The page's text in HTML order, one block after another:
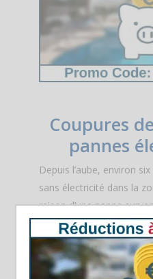
Coupures
pannes
Depuis l’aube, environ
sans électricité dans la
raison d’une panne
matin. En milieu d’après-
a touché plus d’un
la Savina, atteignant des
des Peix, Porto Salè ou